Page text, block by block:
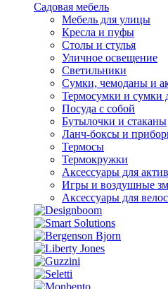
Садовая мебель
Мебель для улицы
Кресла и пуфы
Столы и стулья
Уличное освещение
Светильники
Сумки, чемоданы и
Термосумки и сумки
Посуда с собой
Бутылочки и стаканы
Ланч-боксы и
Термосы
Термокружки
Аксессуары для
Игры и воздушные
Аксессуары для